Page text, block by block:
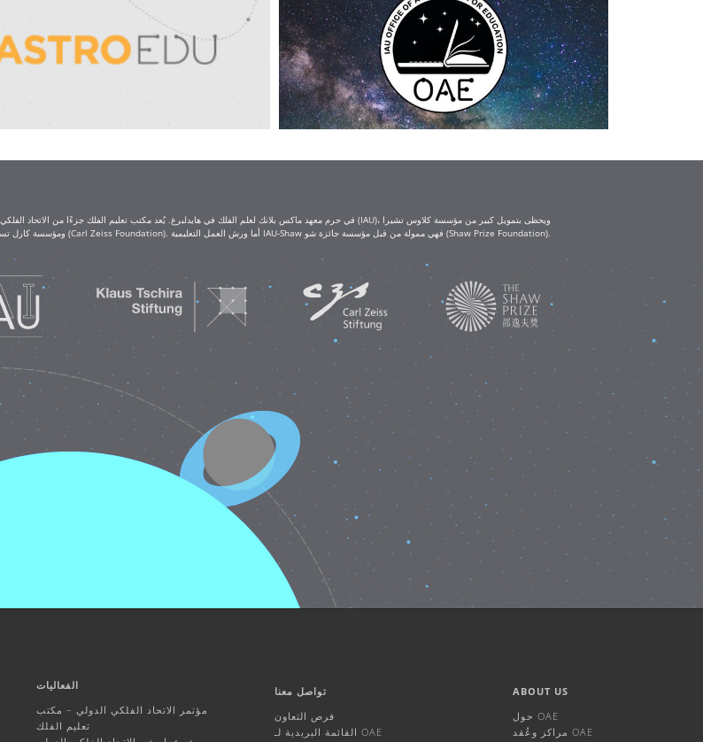
(Klaus Tschira Foundation) ومؤسسة كارل تسايس (Carl Zeiss Foundation). أما ورش العمل التعليمية IAU-Shaw فهي ممولة من قبل مؤسسة جائزة شو (Shaw Prize Foundation).
الفعاليات
مؤتمر الاتحاد الفلكي الدولي – مكتب
تعليم الفلك
تواصل معنا
فرص التعاون
القائمة البريدية لـ OAE
ABOUT US
حول OAE
مراكز وعُقد OAE